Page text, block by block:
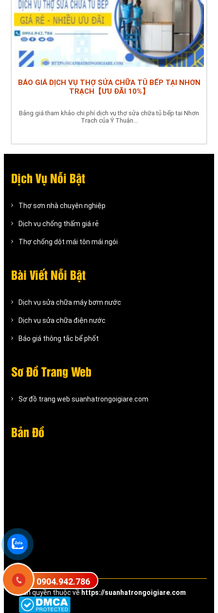
BÁO GIÁ DỊCH VỤ THỢ SỬA CHỮA TỦ BẾP TẠI NHƠN
TRẠCH【ƯU ĐÃI 10%】
Bảng giá tham khảo chi phí dịch vụ thợ sửa chữa tủ bếp tại Nhơn
Trạch của Ý Thuận...
Dịch Vụ Nỗi Bật
Thợ sơn nhà chuyên nghiệp
Dịch vụ chống thấm giá rẻ
Thợ chống dột mái tôn mái ngói
Bài Viết Nỗi Bật
Dịch vụ sửa chữa máy bơm nước
Dịch vụ sửa chữa điện nước
Báo giá thông tắc bể phốt
Sơ Đồ Trang Web
Sơ đồ trang web suanhatrongoigiare.com
Bản Đồ
© Bản quyền thuộc về https://suanhatrongoigiare.com
0904.942.786